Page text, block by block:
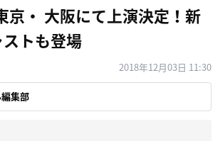
京・ 大阪にて上演決定！新
トも登場
2018年12月03日 11:30
集部